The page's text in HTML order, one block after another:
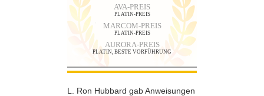
AVA-PREIS
PLATIN-PREIS
MARCOM-PREIS
PLATIN-PREIS
AURORA-PREIS
PLATIN, BESTE VORFÜHRUNG
L. Ron Hubbard gab Anweisungen